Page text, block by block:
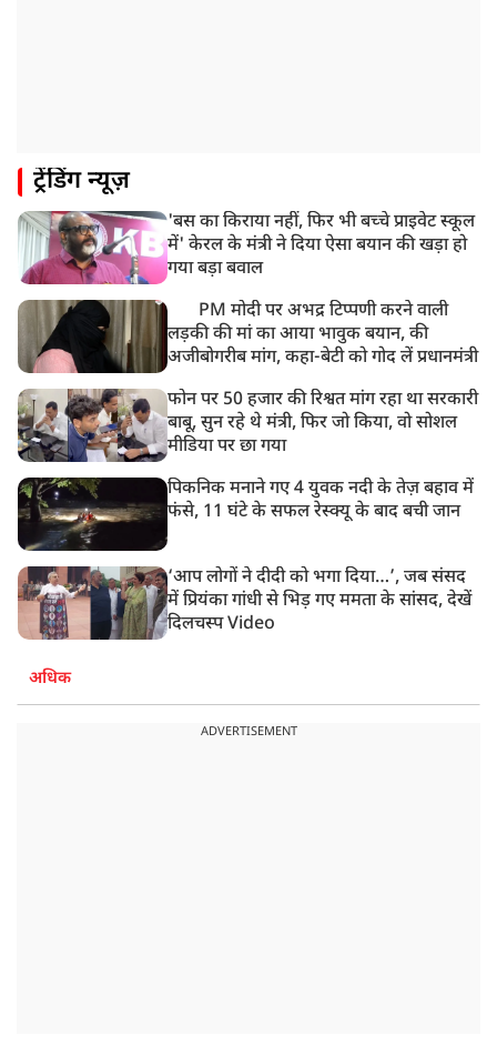
ट्रेंडिंग न्यूज़
'बस का किराया नहीं, फिर भी बच्चे प्राइवेट स्कूल
में' केरल के मंत्री ने दिया ऐसा बयान की खड़ा हो
गया बड़ा बवाल
PM मोदी पर अभद्र टिप्पणी करने वाली
लड़की की मां का आया भावुक बयान, की
अजीबोगरीब मांग, कहा-बेटी को गोद लें प्रधानमंत्री
फोन पर 50 हजार की रिश्वत मांग रहा था सरकारी
बाबू, सुन रहे थे मंत्री, फिर जो किया, वो सोशल
मीडिया पर छा गया
पिकनिक मनाने गए 4 युवक नदी के तेज़ बहाव में
फंसे, 11 घंटे के सफल रेस्क्यू के बाद बची जान
‘आप लोगों ने दीदी को भगा दिया…’, जब संसद
में प्रियंका गांधी से भिड़ गए ममता के सांसद, देखें
दिलचस्प Video
अधिक
ADVERTISEMENT